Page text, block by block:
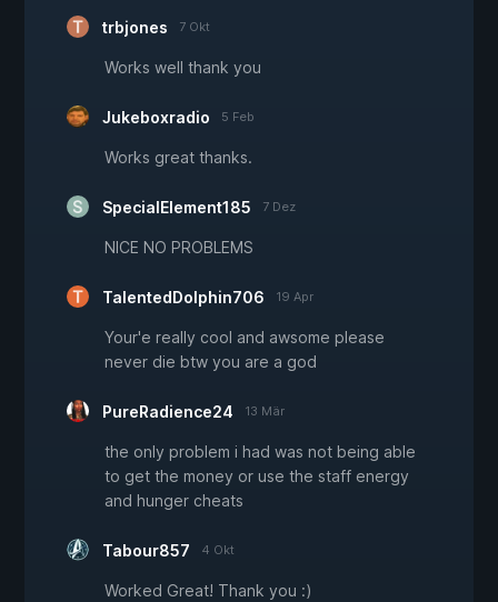
trbjones 7 Okt
Works well thank you
Jukeboxradio 5 Feb
Works great thanks.
SpecialElement185 7 Dez
NICE NO PROBLEMS
TalentedDolphin706 19 Apr
Your'e really cool and awsome please
never die btw you are a god
PureRadience24 13 Mär
the only problem i had was not being able
to get the money or use the staff energy
and hunger cheats
Tabour857 4 Okt
Worked Great! Thank you :)